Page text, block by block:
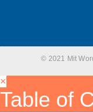
© 2021 Mit
×
Table of